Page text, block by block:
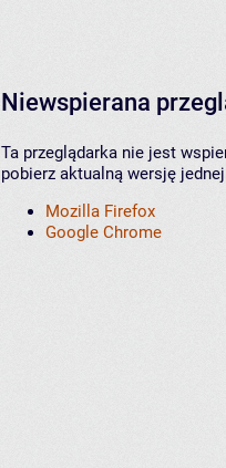
Niewspierana
Ta przeglądarka nie jest
pobierz aktualną wersję
Mozilla Firefox
Google Chrome